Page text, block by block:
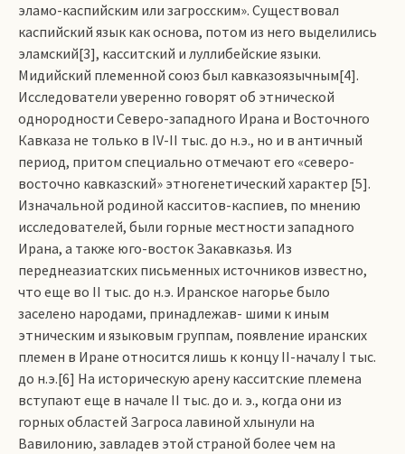
эламо-каспийским или загросским». Существовал
каспийский язык как основа, потом из него выделились
эламский[3], касситский и луллибейские языки.
Мидийский племенной союз был кавказоязычным[4].
Исследователи уверенно говорят об этнической
однородности Северо-западного Ирана и Восточного
Кавказа не только в IV-II тыс. до н.э., но и в античный
период, притом специально отмечают его «северо-
восточно кавказский» этногенетический характер [5].
Изначальной родиной касситов-каспиев, по мнению
исследователей, были горные местности западного
Ирана, а также юго-восток Закавказья. Из
переднеазиатских письменных источников известно,
что еще во II тыс. до н.э. Иранское нагорье было
заселено народами, принадлежав­- шими к иным
этническим и языковым группам, появление иранских
племен в Иране относится лишь к концу II-началу I тыс.
до н.э.[6] На историческую арену касситские племена
вступают еще в начале II тыс. до и. э., когда они из
горных областей Загроса лавиной хлынули на
Вавилонию, завладев этой страной более чем на